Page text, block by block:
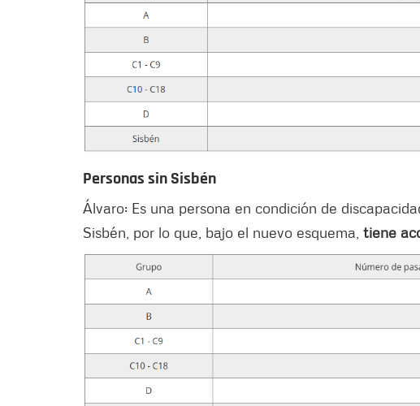
Personas sin Sisbén
Álvaro: Es una persona en condición de
Sisbén, por lo que, bajo el nuevo esquema, tiene